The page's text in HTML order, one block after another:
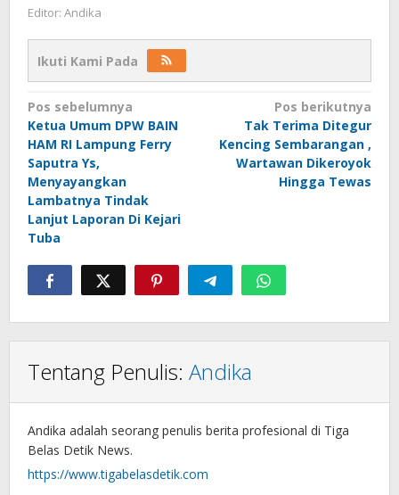
Editor: Andika
Ikuti Kami Pada
Navigasi
pos
Pos sebelumnya
Ketua Umum DPW BAIN
HAM RI Lampung Ferry
Saputra Ys,
Menyayangkan
Lambatnya Tindak
Lanjut Laporan Di Kejari
Tuba
Pos berikutnya
Tak Terima Ditegur
Kencing Sembarangan ,
Wartawan Dikeroyok
Hingga Tewas
Tentang Penulis: Andika
Andika adalah seorang penulis berita profesional di Tiga
Belas Detik News.
https://www.tigabelasdetik.com